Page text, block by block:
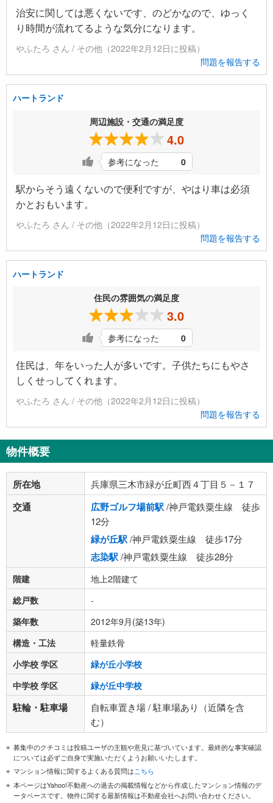
治安に関しては悪くないです、のどかなので、ゆっく
り時間が流れてるような気分になります。
やふたろ さん / その他（2022年2月12日に投稿）
問題を報告する
ハートランド
周辺施設・交通の満足度
4.0
参考になった 0
駅からそう遠くないので便利ですが、やはり車は必須
かとおもいます。
やふたろ さん / その他（2022年2月12日に投稿）
問題を報告する
ハートランド
住民の雰囲気の満足度
3.0
参考になった 0
住民は、年をいった人が多いです。子供たちにもやさ
しくせっしてくれます。
やふたろ さん / その他（2022年2月12日に投稿）
問題を報告する
物件概要
所在地 兵庫県三木市緑が丘町西４丁目５－１７
交通 広野ゴルフ場前駅/神戸電鉄粟生線 徒歩
12分
緑が丘駅/神戸電鉄粟生線 徒歩17分
志染駅/神戸電鉄粟生線 徒歩28分
階建
地上2階建て
総戸数
-
築年数
2012年9月(築13年)
構造・工法
軽量鉄骨
小学校 学区
緑が丘小学校
中学校 学区
緑が丘中学校
駐輪・駐車場
自転車置き場 / 駐車場あり（近隣を含
む）
募集中のクチコミは投稿ユーザの主観や意見に基づいています。最終的な事実確認
については必ずご自身で実施いただくようお願いいたします。
マンション情報に関するよくある質問はこちら
本ページはYahoo!不動産への過去の掲載情報などから作成したマンション情報のデ
ータベースです。物件に関する最新情報は不動産会社へお問い合わせください。